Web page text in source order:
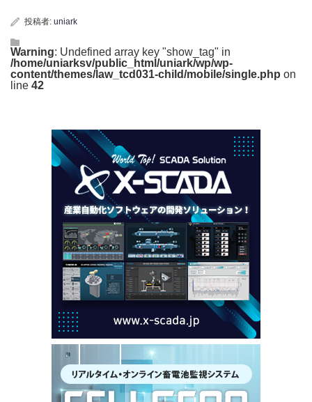
投稿者: uniark
Warning: Undefined array key "show_tag" in
/home/uniarksv/public_html/uniark/wp/wp-
content/themes/law_tcd031-child/mobile/single.php on
line 42